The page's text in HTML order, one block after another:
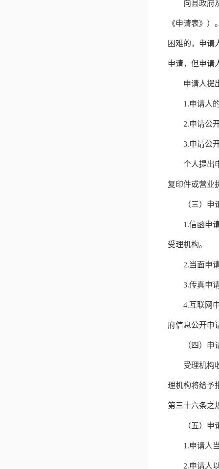
向县政府
《申请表》
困难的，申请
申请，但申请
申请人提
1.申请人
2.申请公
3.申请公
个人提出
复印件或营业
（三）申
1.信函申
受理机构。
2.当面申
3.传真申
4.互联网
府信息公开申
（四）申
受理机构
理机构将给予
第三十六条之
（五）申
1.申请人
2.申请人